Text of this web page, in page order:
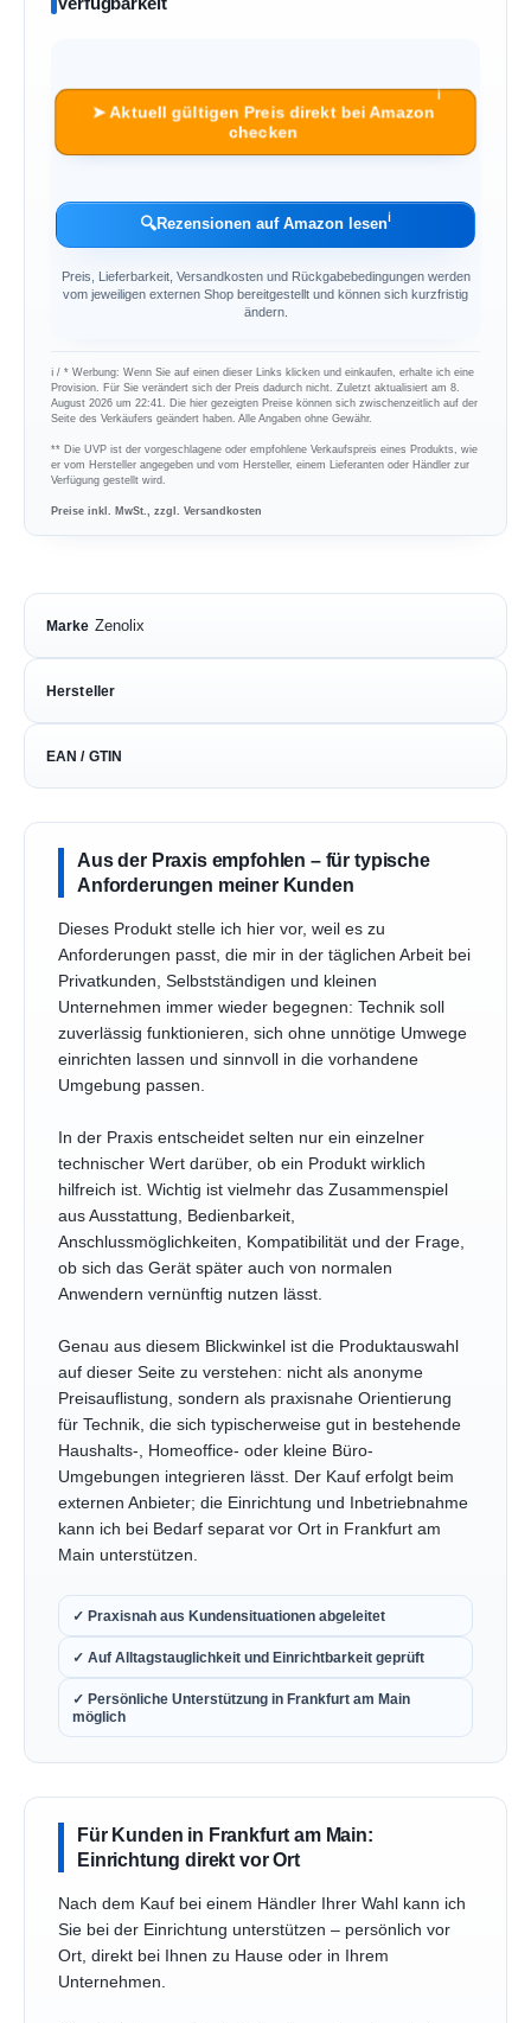
➤ Aktuell gültigen Preis direkt bei Amazon
checken
ℹ︎
🔍Rezensionen auf Amazon lesenℹ︎
Preis, Lieferbarkeit, Versandkosten und Rückgabebedingungen werden
vom jeweiligen externen Shop bereitgestellt und können sich kurzfristig
ändern.
ℹ︎ / * Werbung: Wenn Sie auf einen dieser Links klicken und einkaufen, erhalte ich eine
Provision. Für Sie verändert sich der Preis dadurch nicht. Zuletzt aktualisiert am 8.
August 2026 um 22:41. Die hier gezeigten Preise können sich zwischenzeitlich auf der
Seite des Verkäufers geändert haben. Alle Angaben ohne Gewähr.
** Die UVP ist der vorgeschlagene oder empfohlene Verkaufspreis eines Produkts, wie
er vom Hersteller angegeben und vom Hersteller, einem Lieferanten oder Händler zur
Verfügung gestellt wird.
Preise inkl. MwSt., zzgl. Versandkosten
Marke Zenolix
Hersteller
EAN / GTIN
Aus der Praxis empfohlen – für typische
Anforderungen meiner Kunden
Dieses Produkt stelle ich hier vor, weil es zu
Anforderungen passt, die mir in der täglichen Arbeit bei
Privatkunden, Selbstständigen und kleinen
Unternehmen immer wieder begegnen: Technik soll
zuverlässig funktionieren, sich ohne unnötige Umwege
einrichten lassen und sinnvoll in die vorhandene
Umgebung passen.
In der Praxis entscheidet selten nur ein einzelner
technischer Wert darüber, ob ein Produkt wirklich
hilfreich ist. Wichtig ist vielmehr das Zusammenspiel
aus Ausstattung, Bedienbarkeit,
Anschlussmöglichkeiten, Kompatibilität und der Frage,
ob sich das Gerät später auch von normalen
Anwendern vernünftig nutzen lässt.
Genau aus diesem Blickwinkel ist die Produktauswahl
auf dieser Seite zu verstehen: nicht als anonyme
Preisauflistung, sondern als praxisnahe Orientierung
für Technik, die sich typischerweise gut in bestehende
Haushalts-, Homeoffice- oder kleine Büro-
Umgebungen integrieren lässt. Der Kauf erfolgt beim
externen Anbieter; die Einrichtung und Inbetriebnahme
kann ich bei Bedarf separat vor Ort in Frankfurt am
Main unterstützen.
✓ Praxisnah aus Kundensituationen abgeleitet
✓ Auf Alltagstauglichkeit und Einrichtbarkeit geprüft
✓ Persönliche Unterstützung in Frankfurt am Main
möglich
Für Kunden in Frankfurt am Main:
Einrichtung direkt vor Ort
Nach dem Kauf bei einem Händler Ihrer Wahl kann ich
Sie bei der Einrichtung unterstützen – persönlich vor
Ort, direkt bei Ihnen zu Hause oder in Ihrem
Unternehmen.